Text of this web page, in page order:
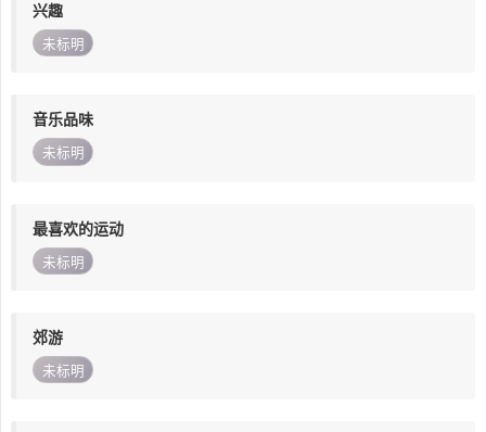
兴趣
未标明
音乐品味
未标明
最喜欢的运动
未标明
郊游
未标明